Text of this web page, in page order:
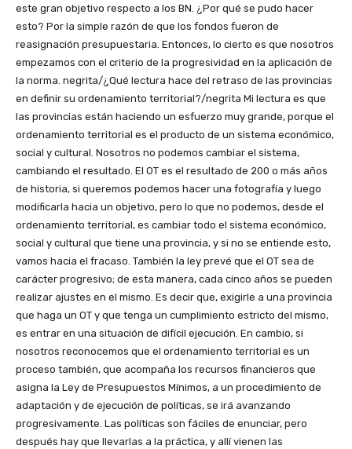
este gran objetivo respecto a los BN. ¿Por qué se pudo hacer
esto? Por la simple razón de que los fondos fueron de
reasignación presupuestaria. Entonces, lo cierto es que nosotros
empezamos con el criterio de la progresividad en la aplicación de
la norma. negrita/¿Qué lectura hace del retraso de las provincias
en definir su ordenamiento territorial?/negrita Mi lectura es que
las provincias están haciendo un esfuerzo muy grande, porque el
ordenamiento territorial es el producto de un sistema económico,
social y cultural. Nosotros no podemos cambiar el sistema,
cambiando el resultado. El OT es el resultado de 200 o más años
de historia, si queremos podemos hacer una fotografía y luego
modificarla hacia un objetivo, pero lo que no podemos, desde el
ordenamiento territorial, es cambiar todo el sistema económico,
social y cultural que tiene una provincia, y si no se entiende esto,
vamos hacia el fracaso. También la ley prevé que el OT sea de
carácter progresivo; de esta manera, cada cinco años se pueden
realizar ajustes en el mismo. Es decir que, exigirle a una provincia
que haga un OT y que tenga un cumplimiento estricto del mismo,
es entrar en una situación de difícil ejecución. En cambio, si
nosotros reconocemos que el ordenamiento territorial es un
proceso también, que acompaña los recursos financieros que
asigna la Ley de Presupuestos Mínimos, a un procedimiento de
adaptación y de ejecución de políticas, se irá avanzando
progresivamente. Las políticas son fáciles de enunciar, pero
después hay que llevarlas a la práctica, y allí vienen las